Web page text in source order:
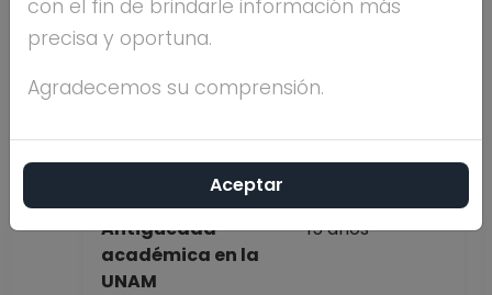
Máximo nivel de
DOCTORADO
Antigüedad
académica en la
UNAM
15 años
con el fin de brindarle información más
precisa y oportuna.
Agradecemos su comprensión.
Aceptar